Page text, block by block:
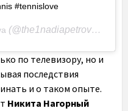
#tennislove
(@the1nadiapetrova)
по телевизору, но и
последствия
и о таком опыте.
Никита Нагорный